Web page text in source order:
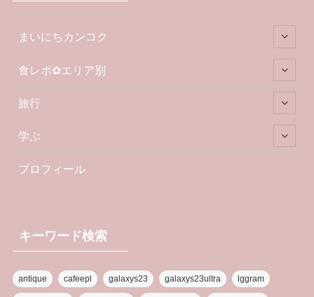
まいにちカンコク
食レポ✿エリア別
旅行
学ぶ
プロフィール
キーワード検索
antique cafeepl galaxys23 galaxys23ultra lggram